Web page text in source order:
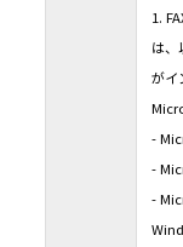
1.
は
がイ
-
-
-